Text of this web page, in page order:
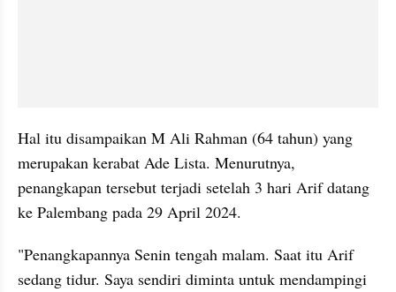
Hal itu disampaikan M Ali Rahman (64 tahun) yang
merupakan kerabat Ade Lista. Menurutnya,
penangkapan tersebut terjadi setelah 3 hari Arif datang
ke Palembang pada 29 April 2024.
"Penangkapannya Senin tengah malam. Saat itu Arif
sedang tidur. Saya sendiri diminta untuk mendampingi